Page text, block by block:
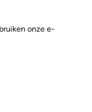
onze e-